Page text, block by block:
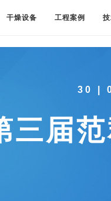
干燥设备 工程案例
30 |
三届